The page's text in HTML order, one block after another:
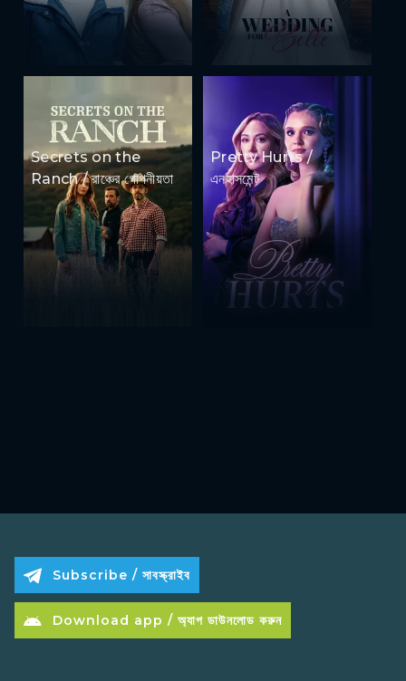
Secrets on the
Ranch / রাঞ্চের গোপনীয়তা
Pretty Hurts /
এনহাসমেন্ট
Subscribe / সাবস্ক্রাইব
Download app / অ্যাপ ডাউনলোড করুন